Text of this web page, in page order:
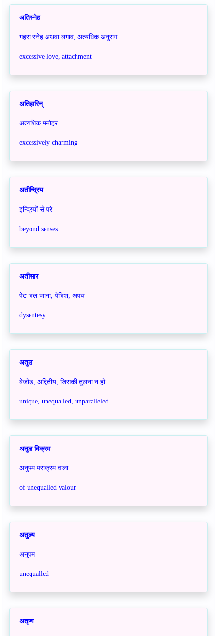
अतिस्नेह
गहरा स्नेह अथवा लगाव, अत्यधिक अनुराग
excessive love, attachment
अतिहारिन्
अत्यधिक मनोहर
excessively charming
अतीन्द्रिय
इन्द्रियों से परे
beyond senses
अतीसार
पेट चल जाना, पेचिश; अपच
dysentesy
अतुल
बेजोड़, अद्वितीय, जिसकी तुलना न हो
unique, unequalled, unparalleled
अतुल विक्रम
अनुपम पराक्रम वाला
of unequalled valour
अतुल्य
अनुपम
unequalled
अतृष्ण